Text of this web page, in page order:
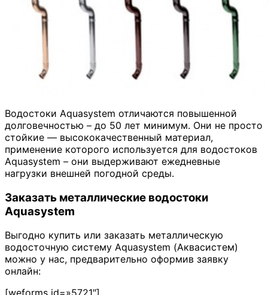
Водостоки Aquasystem отличаются повышенной
долговечностью – до 50 лет минимум. Они не просто
стойкие — высококачественный материал,
применение которого используется для водостоков
Aquasystem – они выдерживают ежедневные
нагрузки внешней погодной среды.
Заказать металлические водостоки
Aquasystem
Выгодно купить или заказать металлическую
водосточную систему Aquasystem (Аквасистем)
можно у нас, предварительно оформив заявку
онлайн: